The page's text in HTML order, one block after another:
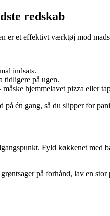
redskab
er et effektivt værktøj mod
indsats.
tidligere på ugen.
hjemmelavet pizza eller
på én gang, så du slipper for
Fyld køkkenet med
på forhånd, lav en stor